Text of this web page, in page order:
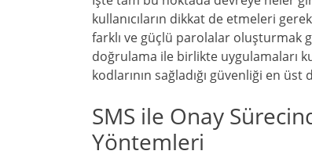
kullanıcıların dikkat de etmeleri
farklı ve güçlü parolalar oluşturmak
doğrulama ile birlikte uygulamaları
kodlarının sağladığı güvenliği en
SMS ile Onay
Yöntemleri